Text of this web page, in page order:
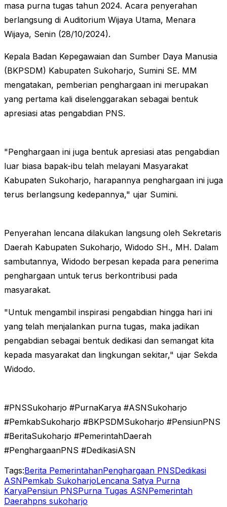
masa purna tugas tahun 2024. Acara penyerahan
berlangsung di Auditorium Wijaya Utama, Menara
Wijaya, Senin (28/10/2024).
Kepala Badan Kepegawaian dan Sumber Daya Manusia
(BKPSDM) Kabupaten Sukoharjo, Sumini SE. MM
mengatakan, pemberian penghargaan ini merupakan
yang pertama kali diselenggarakan sebagai bentuk
apresiasi atas pengabdian PNS.
"Penghargaan ini juga bentuk apresiasi atas pengabdian
luar biasa bapak-ibu telah melayani Masyarakat
Kabupaten Sukoharjo, harapannya penghargaan ini juga
terus berlangsung kedepannya," ujar Sumini.
Penyerahan lencana dilakukan langsung oleh Sekretaris
Daerah Kabupaten Sukoharjo, Widodo SH., MH. Dalam
sambutannya, Widodo berpesan kepada para penerima
penghargaan untuk terus berkontribusi pada
masyarakat.
"Untuk mengambil inspirasi pengabdian hingga hari ini
yang telah menjalankan purna tugas, maka jadikan
pengabdian sebagai bentuk dedikasi dan semangat kita
kepada masyarakat dan lingkungan sekitar," ujar Sekda
Widodo.
#PNSSukoharjo #PurnaKarya #ASNSukoharjo
#PemkabSukoharjo #BKPSDMSukoharjo #PensiunPNS
#BeritaSukoharjo #PemerintahDaerah
#PenghargaanPNS #DedikasiASN
Tags:Berita PemerintahanPenghargaan PNSDedikasi
ASNPemkab SukoharjoLencana Satya Purna
KaryaPensiun PNSPurna Tugas ASNPemerintah
Daerahpns sukoharjo